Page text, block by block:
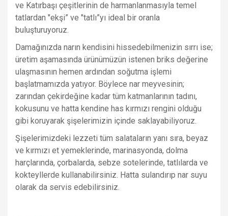
ve Katırbaşı çeşitlerinin de harmanlanmasıyla temel
tatlardan "ekşi” ve "tatlı”yı ideal bir oranla
buluşturuyoruz.
Damağınızda narın kendisini hissedebilmenizin sırrı ise;
üretim aşamasında ürünümüzün istenen briks değerine
ulaşmasının hemen ardından soğutma işlemi
başlatmamızda yatıyor. Böylece nar meyvesinin;
zarından çekirdeğine kadar tüm katmanlarının tadını,
kokusunu ve hatta kendine has kırmızı rengini olduğu
gibi koruyarak şişelerimizin içinde saklayabiliyoruz.
Şişelerimizdeki lezzeti tüm salataların yanı sıra, beyaz
ve kırmızı et yemeklerinde, marinasyonda, dolma
harçlarında, çorbalarda, sebze sotelerinde, tatlılarda ve
kokteyllerde kullanabilirsiniz. Hatta sulandırıp nar suyu
olarak da servis edebilirsiniz.